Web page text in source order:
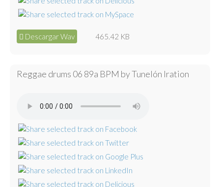
Descargar Wav 465.42 KB
Reggae drums 06 89a BPM by Tunelón Iration